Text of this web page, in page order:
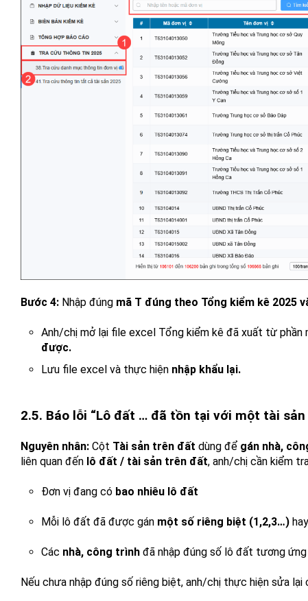
Bước 4: Nhập đúng mã T đúng theo Tổng kiểm kê 2025
Anh/chị mở lại file excel Tổng kiểm kê đã xuất từ phần
được.
Lưu file excel và thực hiện nhập khẩu lại.
2.5. Báo lỗi “Lô đất … đã tồn tại với một tài
Nguyên nhân: Cột Tài sản trên đất dùng để gán nhà,
liên quan đến lô đất / tài sản trên đất, anh/chị cần kiểm
Đơn vị đang có bao nhiêu lô đất
Mỗi lô đất đã được gán một số riêng biệt (1,2,3…)
Các nhà, công trình đã nhập đúng số lô đất tương
Nếu chưa nhập đúng số riêng biệt, anh/chị thực hiện sửa lại